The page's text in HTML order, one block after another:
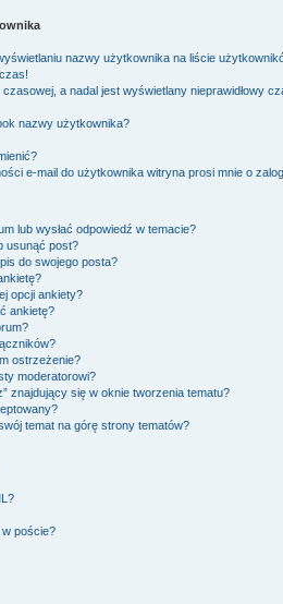
nazwy użytkownika na liście
a nadal jest wyświetlany nieprawidłowy
nazwy użytkownika?
e-mail do użytkownika witryna prosi mnie o
lub wysłać odpowiedź w temacie?
usunąć post?
do swojego posta?
opcji ankiety?
ankietę?
ostrzeżenie?
moderatorowi?
znajdujący się w oknie tworzenia tematu?
temat na górę strony tematów?
poście?